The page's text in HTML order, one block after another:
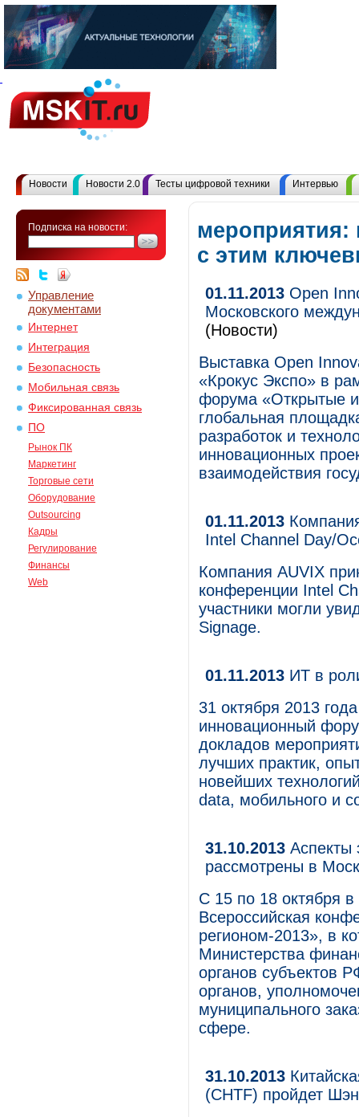
Новости Новости 2.0 Тесты цифровой техники Интервью
Подписка на новости:
Управление
документами
Интернет
Интеграция
Безопасность
Мобильная связь
Фиксированная связь
ПО
Рынок ПК
Маркетинг
Торговые сети
Оборудование
Outsourcing
Кадры
Регулирование
Финансы
Web
мероприятия:
с этим
01.11.2013 Open
Московского
(Новости)
Выставка Open
«Крокус Экспо» в
форума «Открытые
глобальная
разработок и
инновационных
взаимодействия
01.11.2013
Intel Channel Day/
Компания AUVIX
конференции Intel
участники могли
Signage.
01.11.2013 ИТ в
31 октября 2013
инновационный
докладов
лучших практик,
новейших
data, мобильного и
31.10.2013 Аспекты
рассмотрены в
С 15 по 18 октября
Всероссийская
регионом-2013», в
Министерства
органов субъектов
органов,
муниципального
сфере.
31.10.2013
(CHTF) пройдет